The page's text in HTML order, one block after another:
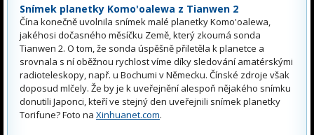
Snímek planetky Komo'oalewa z Tianwen 2
Čína konečně uvolnila snímek malé planetky Komo'oalewa,
jakéhosi dočasného měsíčku Země, který zkoumá sonda
Tianwen 2. O tom, že sonda úspěšně přiletěla k planetce a
srovnala s ní oběžnou rychlost víme díky sledování amatérskými
radioteleskopy, např. u Bochumi v Německu. Čínské zdroje však
doposud mlčely. Že by je k uveřejnění alespoň nějakého snímku
donutili Japonci, kteří ve stejný den uveřejnili snímek planetky
Torifune? Foto na Xinhuanet.com.